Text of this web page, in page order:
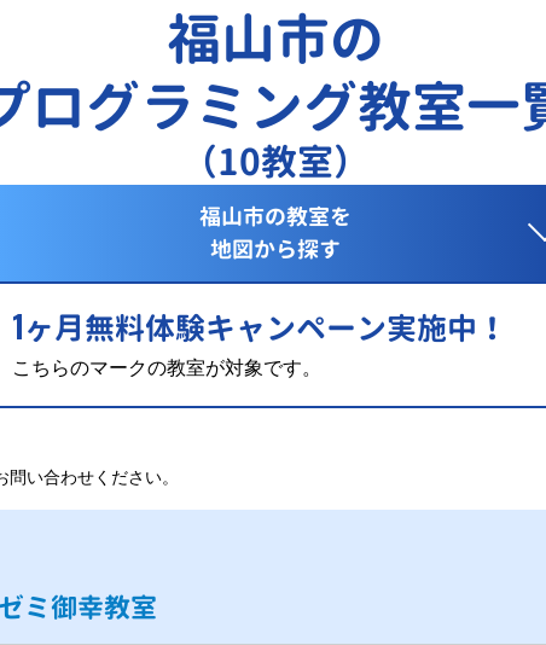
福山市の
ログラミング教室一
（10教室）
福山市の教室を
地図から探す
1ヶ月無料体験キャンペーン実施中！
こちらのマークの教室が対象です。
い合わせください。
ミ御幸教室